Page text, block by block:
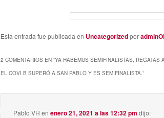
Esta entrada fue publicada en Uncategorizedpor
2 COMENTARIOS EN “YA HABEMUS SEMIFINALISTAS,
EL COVI B SUPERÓ A SAN PABLO Y ES SEMIFINALISTA.”
Pablo VH enenero 21, 2021 a las 12:32 pm dijo: